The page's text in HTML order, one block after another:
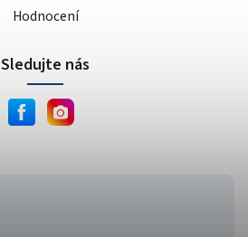
Hodnocení
Sledujte nás